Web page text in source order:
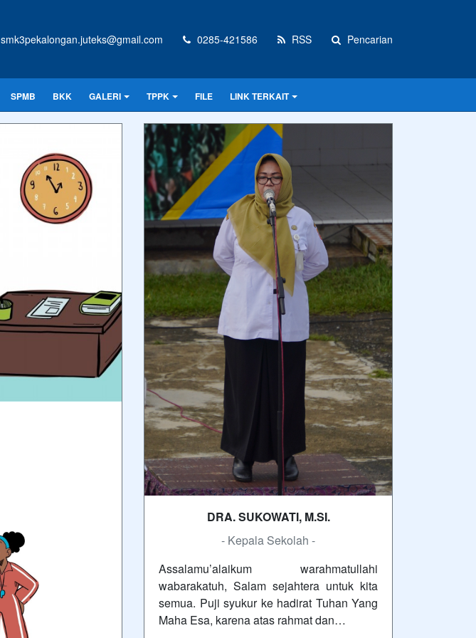
smk3pekalongan.juteks@gmail.com 0285-421586 RSS Pencarian
SPMB BKK GALERI TPPK FILE LINK TERKAIT
DRA. SUKOWATI, M.SI.
- Kepala Sekolah -
Assalamu’alaikum warahmatullahi
wabarakatuh, Salam sejahtera untuk kita
semua. Puji syukur ke hadirat Tuhan Yang
Maha Esa, karena atas rahmat dan…